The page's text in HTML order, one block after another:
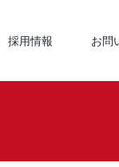
採用情報 お問